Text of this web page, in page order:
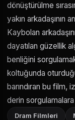
dönüştürülme
yakın arkadaşının
Kaybolan
dayatılan güzellik
benliğini
koltuğunda
barındıran bu
derin
Dram Filmleri